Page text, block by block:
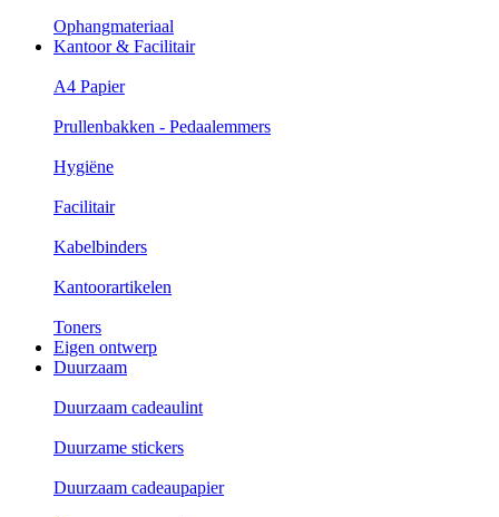
Ophangmateriaal
Kantoor & Facilitair
A4 Papier
Prullenbakken - Pedaalemmers
Hygiëne
Facilitair
Kabelbinders
Kantoorartikelen
Toners
Eigen ontwerp
Duurzaam
Duurzaam cadeaulint
Duurzame stickers
Duurzaam cadeaupapier